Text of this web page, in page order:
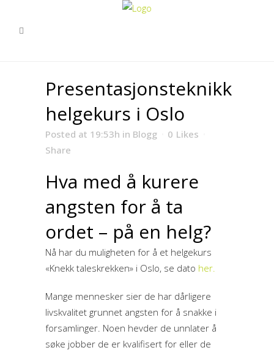
Presentasjonsteknikk
helgekurs i Oslo
Posted at 19:53h in Blogg 0 Likes
Share
Hva med å kurere
angsten for å ta
ordet – på en helg?
Nå har du muligheten for å et helgekurs
«Knekk taleskrekken» i Oslo, se dato her.
Mange mennesker sier de har dårligere
livskvalitet grunnet angsten for å snakke i
forsamlinger. Noen hevder de unnlater å
søke jobber de er kvalifisert for eller de